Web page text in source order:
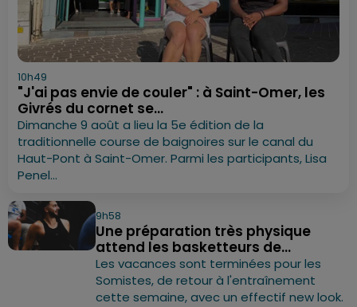
10h49
"J'ai pas envie de couler" : à Saint-Omer, les
Givrés du cornet se...
Dimanche 9 août a lieu la 5e édition de la
traditionnelle course de baignoires sur le canal du
Haut-Pont à Saint-Omer. Parmi les participants, Lisa
Penel...
9h58
Une préparation très physique
attend les basketteurs de...
Les vacances sont terminées pour les
Somistes, de retour à l'entraînement
cette semaine, avec un effectif new look.